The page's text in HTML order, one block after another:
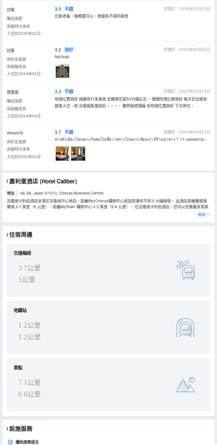
訪客
獨自旅遊
高級特大床房
入住於2025年02月
3.5 不錯
評價於：2025年02月19日
比較老舊，服務還可以，周圍有不錯的美食
訪客
與好友旅遊
高級雙床房
入住於2024年05月
4.2 很好
評價於：2024年05月29日
Not bad
曾楚雄
獨自旅遊
高級雙床房
入住於2024年04月
3.2 不錯
評價於：2024年04月19日
地理位置很好 週邊有什多美食 去機場也是50分鐘左右， 價錢性價比都很好 每次去吉隆坡
都會入住，前 台客服態度很好。。。。 雖然裝修殘舊 但地理位置很好 下次再住。
Arika009
與好友旅遊
高級特大床房
入住於2024年03月
3.7 不錯
評價於：2024年03月23日
ห่างตัวเมือง ไม่เหมาะกับคนไปเที่ยว เพราะไกลมาก ห้องเก่า มีร้านอาหาร 7-11 แต่แพงกรุบ
嘉利堡酒店(Hotel Caliber)
地址：
46-56, Jalan 5/101c, Cheras Business Centre
吉隆坡卡利伯酒店坐落於吉隆坡中心地段，距離EkoCheras購物中心和加拜瀑布不到 5 分鐘車程。 此酒店距離雙威偉
樂城 3.1 英里（5 公里），距離MyTown 購物中心 3.3 英里（5.4 公里）。 在吉隆坡卡利伯酒店，您可以去餐廳享用美
餐。 特色服務/設施包括大堂免費報紙、乾洗/洗衣服務和24 小時前台服務。酒店提供免費自助停車。 有 131 間空調客
展開
住宿周邊
交通樞紐
3.7公里
5公里
地鐵站
1.2公里
1.2公里
景點
7.1公里
6.6公里
設施服務
櫃枱服務語言